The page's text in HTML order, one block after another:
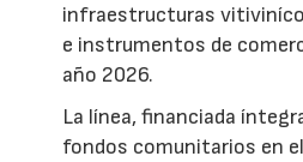
infraestructuras
e instrumentos de
año 2026.
La línea, financiada
fondos comunitarios en